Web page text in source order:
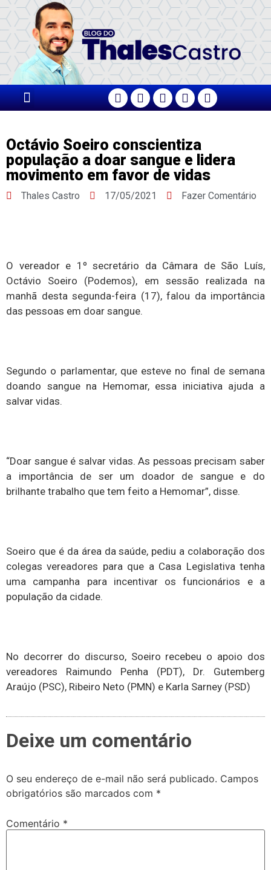
Octávio Soeiro conscientiza
população a doar sangue e lidera
movimento em favor de vidas
Thales Castro 17/05/2021 Fazer Comentário
O vereador e 1º secretário da Câmara de São Luís,
Octávio Soeiro (Podemos), em sessão realizada na
manhã desta segunda-feira (17), falou da importância
das pessoas em doar sangue.
Segundo o parlamentar, que esteve no final de semana
doando sangue na Hemomar, essa iniciativa ajuda a
salvar vidas.
“Doar sangue é salvar vidas. As pessoas precisam saber
a importância de ser um doador de sangue e do
brilhante trabalho que tem feito a Hemomar”, disse.
Soeiro que é da área da saúde, pediu a colaboração dos
colegas vereadores para que a Casa Legislativa tenha
uma campanha para incentivar os funcionários e a
população da cidade.
No decorrer do discurso, Soeiro recebeu o apoio dos
vereadores Raimundo Penha (PDT), Dr. Gutemberg
Araújo (PSC), Ribeiro Neto (PMN) e Karla Sarney (PSD)
Deixe um comentário
O seu endereço de e-mail não será publicado. Campos
obrigatórios são marcados com *
Comentário *